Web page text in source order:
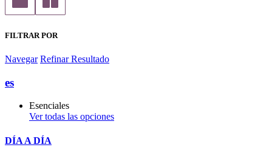
FILTRAR POR
Navegar Refinar Resultado
es
Esenciales
Ver todas las opciones
DÍA A DÍA